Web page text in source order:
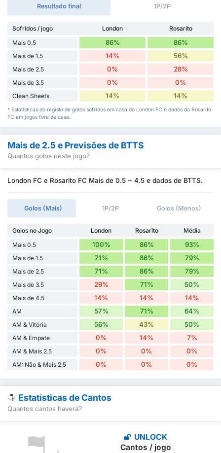
Resultado final 1P/2P
Sofridos / jogo London
Rosarito
Mais 0.5
86% 86%
Mais de 1.5 14% 56%
Mais de 2.5 0% 28%
Mais de 3.5 0% 0%
Clean Sheets 14% 14%
* Estatísticas do registo de golos sofridos em casa do London FC e dados do Rosarito
FC em jogos fora de casa.
Mais de 2.5 e Previsões de BTTS
Quantos golos neste jogo?
London FC e Rosarito FC Mais de 0.5 ~ 4.5 e dados de BTTS.
Golos (Mais) 1P/2P Golos (Menos)
Golos no Jogo London Rosarito
Média
Mais 0.5
100% 86% 93%
Mais de 1.5 71% 86% 79%
Mais de 2.5 71% 86% 79%
Mais de 3.5 29% 71% 50%
Mais de 4.5 14% 14% 14%
AM 57% 71% 64%
AM & Vitória 56% 43% 50%
AM & Empate 0% 14% 7%
AM & Mais 2.5 0% 0% 0%
AM: Não & Mais 2.5 0% 0% 0%
Estatísticas de Cantos
Quantos cantos haverá?
UNLOCK
Cantos / jogo